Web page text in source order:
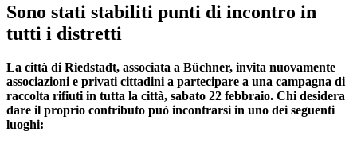
Sono stati stabiliti punti di incontro in
tutti i distretti
La città di Riedstadt, associata a Büchner, invita nuovamente
associazioni e privati ​​cittadini a partecipare a una campagna di
raccolta rifiuti in tutta la città, sabato 22 febbraio. Chi desidera
dare il proprio contributo può incontrarsi in uno dei seguenti
luoghi: